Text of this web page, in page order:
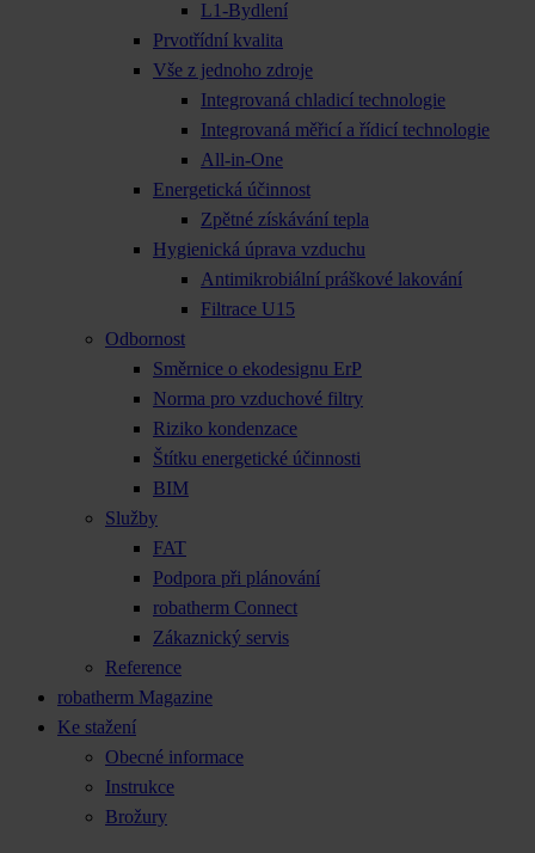
L1-Bydlení
Prvotřídní kvalita
Vše z jednoho zdroje
Integrovaná chladicí technologie
Integrovaná měřicí a řídicí technologie
All-in-One
Energetická účinnost
Zpětné získávání tepla
Hygienická úprava vzduchu
Antimikrobiální práškové lakování
Filtrace U15
Odbornost
Směrnice o ekodesignu ErP
Norma pro vzduchové filtry
Riziko kondenzace
Štítku energetické účinnosti
BIM
Služby
FAT
Podpora při plánování
robatherm Connect
Zákaznický servis
Reference
robatherm Magazine
Ke stažení
Obecné informace
Instrukce
Brožury